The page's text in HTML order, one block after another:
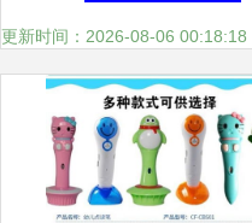
何成为早教新宠
更新时间：2026-08-06 00:18:18